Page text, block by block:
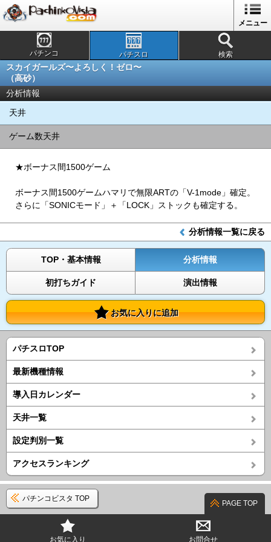
メニュー
パチンコ パチスロ 検索
スカイガールズ〜よろしく！ゼロ〜
（高砂）
分析情報
天井
ゲーム数天井
★ボーナス間1500ゲーム
ボーナス間1500ゲームハマリで無限ARTの「V-1mode」確定。
さらに「SONICモード」＋「LOCK」ストックも確定する。
分析情報一覧に戻る
TOP・基本情報 分析情報
初打ちガイド 演出情報
お気に入りに追加
パチスロTOP
最新機種情報
導入日カレンダー
天井一覧
設定判別一覧
アクセスランキング
パチンコビスタ TOP
PAGE TOP
お気に入り お問合せ